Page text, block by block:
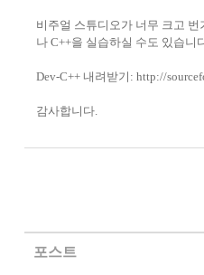
비주얼 스튜디오가 너무 크고
나 C++을 실습하실 수도 있습니
Dev-C++ 내려받기: http://
감사합니다.
포스트